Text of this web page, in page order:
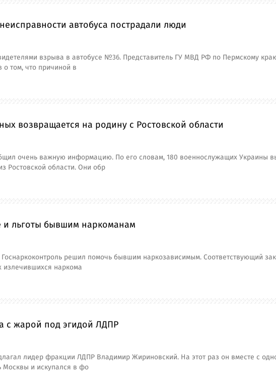
автобуса пострадали люди
взрыва в автобусе №36. Представитель ГУ МВД РФ по Пермскому
том, что причиной в
возвращается на родину с Ростовской области
очень важную информацию. По его словам, 180 военнослужащих Украины
Ростовской области. Они обр
и льготы бывшим наркоманам
решил помочь бывшим наркозависимым. Соответствующий
излечившихся наркома
с жарой под эгидой ЛДПР
лидер фракции ЛДПР Владимир Жириновский. На этот раз он вместе с
и искупался в фо